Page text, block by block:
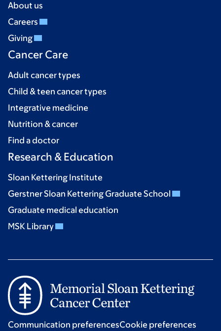
About us
Careers
Giving
Cancer Care
Adult cancer types
Child & teen cancer types
Integrative medicine
Nutrition & cancer
Find a doctor
Research & Education
Sloan Kettering Institute
Gerstner Sloan Kettering Graduate School
Graduate medical education
MSK Library
Communication preferencesCookie preferences